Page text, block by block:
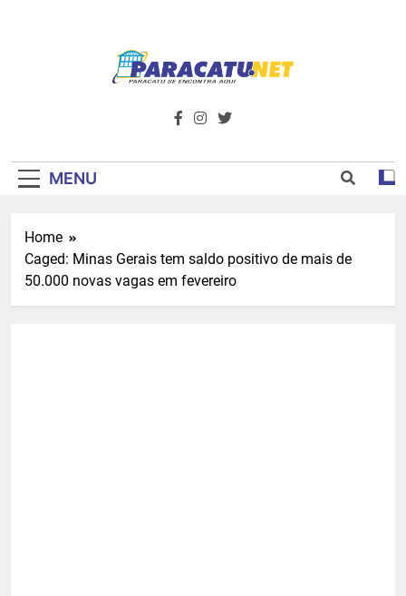
Paracatu.net –
Notícias E
Primeiro Do
Noroeste De
além de tudo sobre esportes e
MENU
Home
Caged: Minas Gerais tem saldo positivo de mais de
50.000 novas vagas em fevereiro